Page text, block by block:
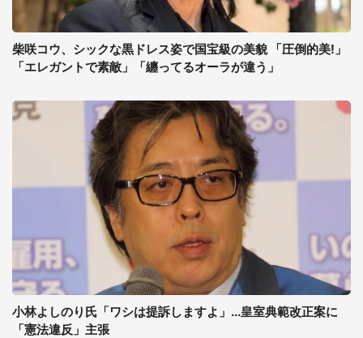
柴咲コウ、シックな黒ドレス姿で国宝級の美貌 「圧倒的美!」
「エレガントで素敵」「纏ってるオーラが違う」
小林よしのり氏「ワシは提訴しますよ」...皇室典範改正案に
「憲法違反」主張